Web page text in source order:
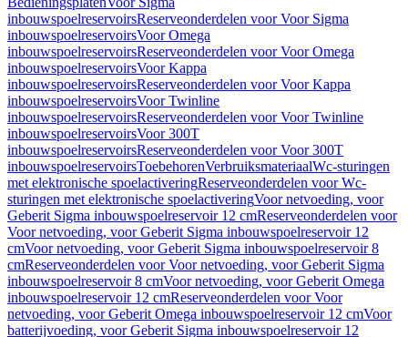
inbouwspoelreservoirsReserveonderdelen voor Voor Sigma
inbouwspoelreservoirsVoor Omega
inbouwspoelreservoirsReserveonderdelen voor Voor Omega
inbouwspoelreservoirsVoor Kappa
inbouwspoelreservoirsReserveonderdelen voor Voor Kappa
inbouwspoelreservoirsVoor Twinline
inbouwspoelreservoirsReserveonderdelen voor Voor Twinline
inbouwspoelreservoirsVoor 300T
inbouwspoelreservoirsReserveonderdelen voor Voor 300T
inbouwspoelreservoirsToebehorenVerbruiksmateriaalWc-sturingen
met elektronische spoelactiveringReserveonderdelen voor Wc-
sturingen met elektronische spoelactiveringVoor netvoeding, voor
Geberit Sigma inbouwspoelreservoir 12 cmReserveonderdelen voor
Voor netvoeding, voor Geberit Sigma inbouwspoelreservoir 12
cmVoor netvoeding, voor Geberit Sigma inbouwspoelreservoir 8
cmReserveonderdelen voor Voor netvoeding, voor Geberit Sigma
inbouwspoelreservoir 8 cmVoor netvoeding, voor Geberit Omega
inbouwspoelreservoir 12 cmReserveonderdelen voor Voor
netvoeding, voor Geberit Omega inbouwspoelreservoir 12 cmVoor
batterijvoeding, voor Geberit Sigma inbouwspoelreservoir 12